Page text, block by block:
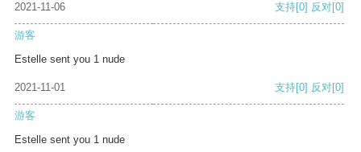
2021-11-06 支持[0] 反对[0]
游客
Estelle sent you 1 nude
2021-11-01 支持[0] 反对[0]
游客
Estelle sent you 1 nude